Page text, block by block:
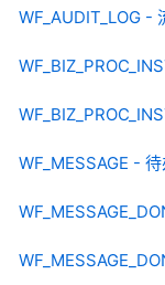
WF_AUDIT_LOG -
WF_MESSAGE -